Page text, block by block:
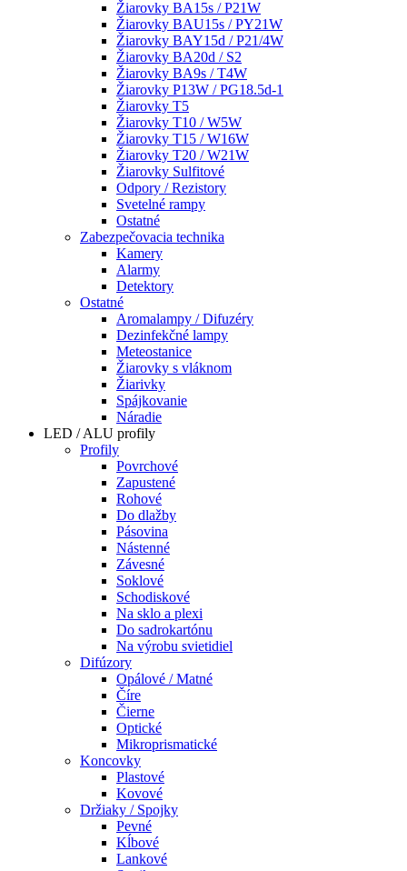
Žiarovky BA15s / P21W
Žiarovky BAU15s / PY21W
Žiarovky BAY15d / P21/4W
Žiarovky BA20d / S2
Žiarovky BA9s / T4W
Žiarovky P13W / PG18.5d-1
Žiarovky T5
Žiarovky T10 / W5W
Žiarovky T15 / W16W
Žiarovky T20 / W21W
Žiarovky Sulfitové
Odpory / Rezistory
Svetelné rampy
Ostatné
Zabezpečovacia technika
Kamery
Alarmy
Detektory
Ostatné
Aromalampy / Difuzéry
Dezinfekčné lampy
Meteostanice
Žiarovky s vláknom
Žiarivky
Spájkovanie
Náradie
LED / ALU profily
Profily
Povrchové
Zapustené
Rohové
Do dlažby
Pásovina
Nástenné
Závesné
Soklové
Schodiskové
Na sklo a plexi
Do sadrokartónu
Na výrobu svietidiel
Difúzory
Opálové / Matné
Číre
Čierne
Optické
Mikroprismatické
Koncovky
Plastové
Kovové
Držiaky / Spojky
Pevné
Kĺbové
Lankové